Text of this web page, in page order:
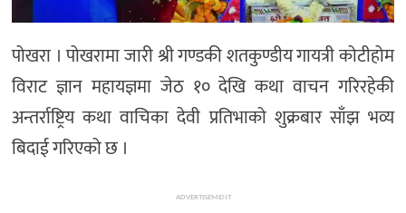
पोखरा । पोखरामा जारी श्री गण्डकी शतकुण्डीय गायत्री कोटीहोम
विराट ज्ञान महायज्ञमा जेठ १० देखि कथा वाचन गरिरहेकी
अन्तर्राष्ट्रिय कथा वाचिका देवी प्रतिभाको शुक्रबार साँझ भव्य
बिदाई गरिएको छ ।
ADVERTISEMENT